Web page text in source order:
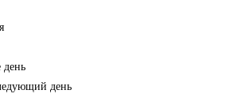
день
день